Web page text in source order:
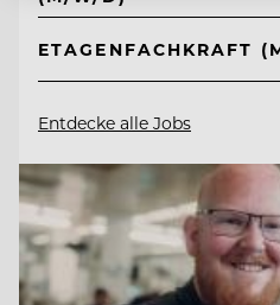
ETAGENFACHKRAFT
Entdecke alle Jobs